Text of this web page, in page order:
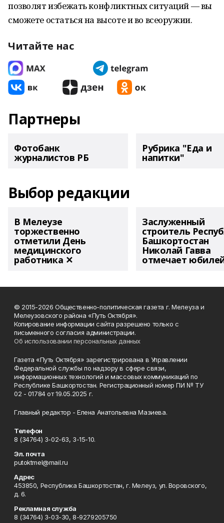
позволят избежать конфликтных ситуаций — вы
сможете остаться на высоте и во всеоружии.
Читайте нас
Партнеры
Фотобанк
журналистов РБ
Рубрика "Еда и
напитки"
Выбор редакции
В Мелеузе
торжественно
отметили День
медицинского
работника ✕
Заслуженный
строитель
Башкортостан
Николай Гавва
отмечает
© 2015-2026 Общественно-политическая газета г. Мелеуза и
Мелеузовского района «Путь Октября».
Копирование информации сайта разрешено только с
письменного согласия администрации.
Об использовании персональных данных
Газета «Путь Октября» зарегистрирована в Управлении
Федеральной службы по надзору в сфере связи,
информационных технологий и массовых коммуникаций по
Республике Башкортостан. Регистрационный номер ПИ № ТУ
02 - 01784 от 19.05.2025 г.
Главный редактор - Елена Анатольевна Мазиева.
Телефон
8 (34764) 3-02-63, 3-15-10.
Эл. почта
putoktmel@mail.ru
Адрес
453850, Республика Башкортостан, г. Мелеуз, ул. Воровского,
д. 6.
Рекламная служба
8 (34764) 3-03-30, 8-9279205750